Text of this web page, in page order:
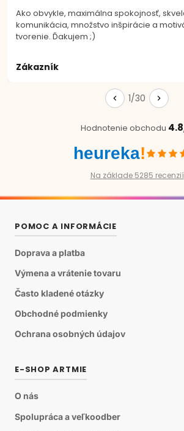
Ako obvykle, maximálna spokojnosť,
komunikácia, množstvo inšpirácie a
tvorenie. Ďakujem ;)
Zákazník
1/30
Hodnotenie obchodu
heureka!
Na základe 5285 recenzií
POMOC A INFORMÁCIE
Doprava a platba
Výmena a vrátenie tovaru
Často kladené otázky
Obchodné podmienky
Ochrana osobných údajov
E-SHOP ARTMIE
O nás
Spolupráca a veľkoodber